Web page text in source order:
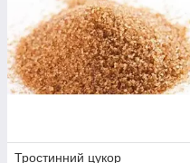
Тростинний цукор